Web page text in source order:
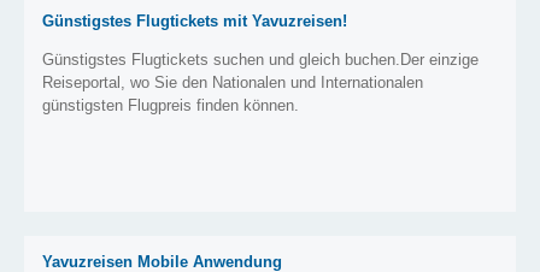
Günstigstes Flugtickets mit Yavuzreisen!
Günstigstes Flugtickets suchen und gleich buchen.Der einzige
Reiseportal, wo Sie den Nationalen und Internationalen
günstigsten Flugpreis finden können.
Yavuzreisen Mobile Anwendung